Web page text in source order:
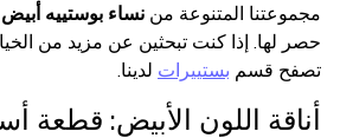
مجموعتنا المتنوعة من نساء بوستييه أبيض
حصر لها. إذا كنت تبحثين عن مزيد من
تصفح قسم بستييرات لدينا.
أناقة اللون الأبيض: قطعة